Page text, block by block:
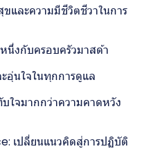
ละความมีชีวิตชีวาในการ
งกับครอบครัวมาสด้า
นใจในทุกการดูแล
มากกว่าความคาดหวัง
เปลี่ยนแนวคิดสู่การปฏิบัติ